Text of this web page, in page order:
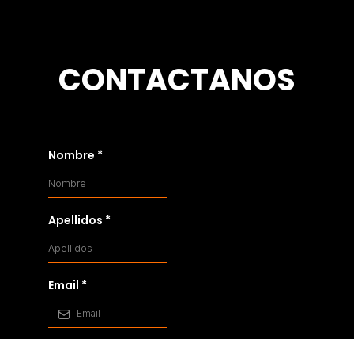
CONTACTANOS
Nombre *
Apellidos *
Email *